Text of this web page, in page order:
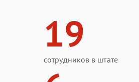
19
сотрудников в штате